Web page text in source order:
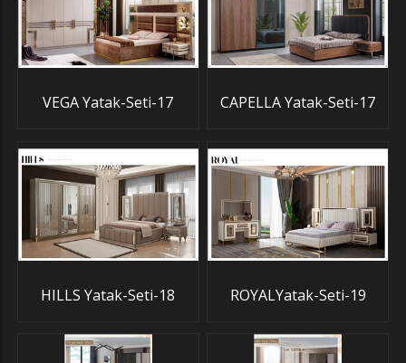
VEGA Yatak-Seti-17 CAPELLA Yatak-Seti-17
HILLS Yatak-Seti-18 ROYALYatak-Seti-19